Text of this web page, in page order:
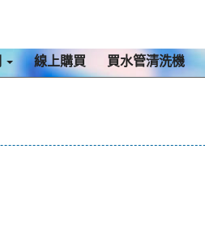
線上購買 買水管清洗機